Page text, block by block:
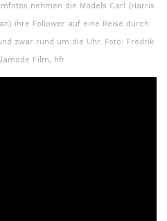
nehmen die Models Carl (Harris
ihre Follower auf eine Reise durch
zwar rund um die Uhr. Foto: Fredrik
Film, hfr